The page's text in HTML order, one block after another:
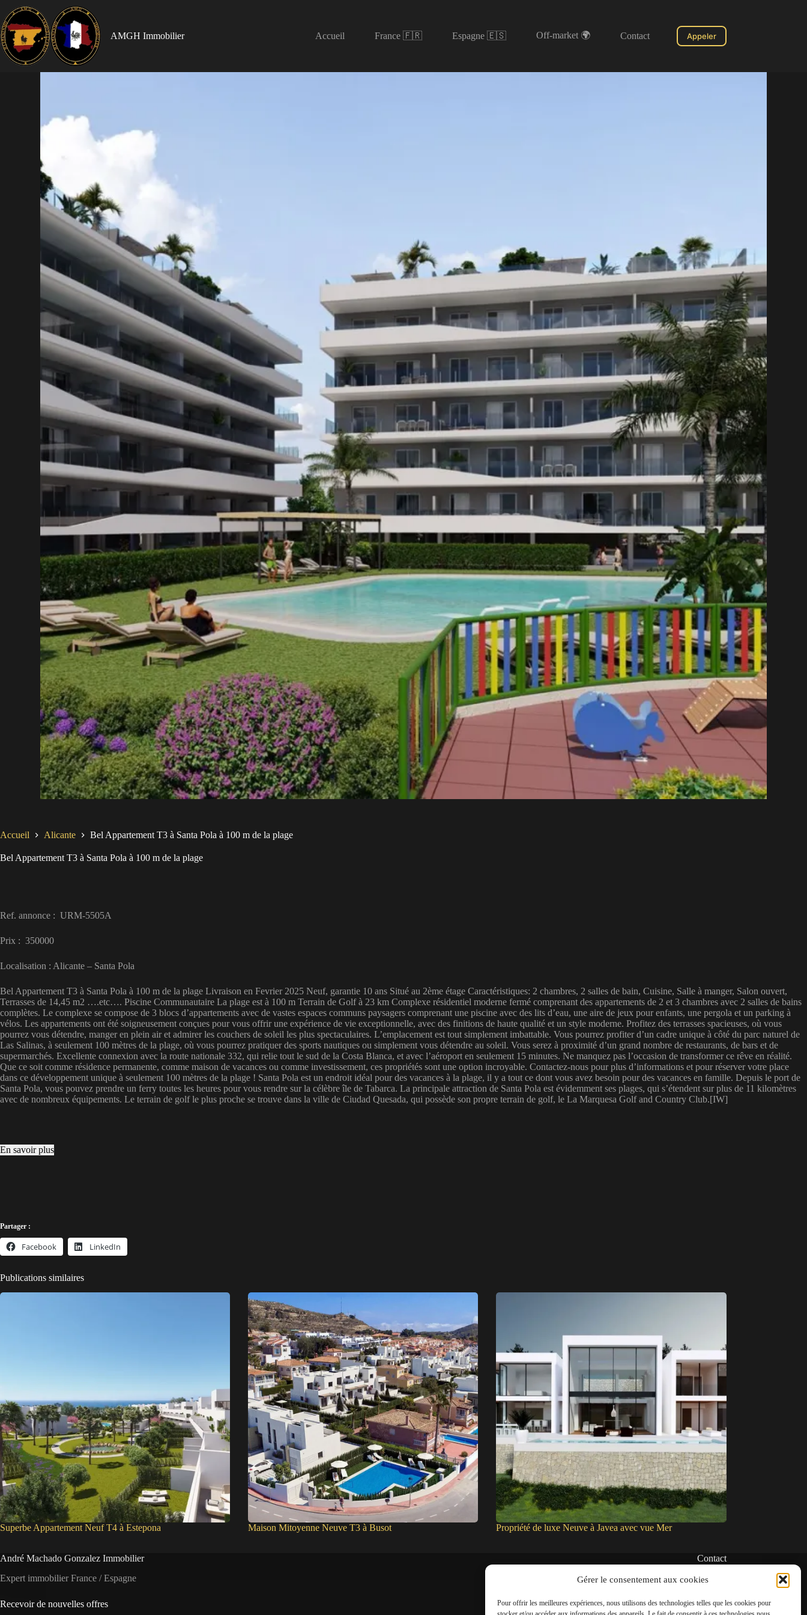
Gérer le consentement aux cookies
Pour offrir les meilleures expériences, nous utilisons des technologies telles que les cookies pour
AMGH Immobilier Accueil France 🇫🇷 Espagne 🇪🇸 Off-market 🌍 Contact Appeler
Accueil Alicante Bel Appartement T3 à Santa Pola à 100 m de la plage
Bel Appartement T3 à Santa Pola à 100 m de la plage
Ref. annonce : URM-5505A
Prix : 350000
Localisation : Alicante – Santa Pola
Bel Appartement T3 à Santa Pola à 100 m de la plage Livraison en Fevrier 2025 Neuf, garantie 10 ans Situé au 2ème étage Caractéristiques: 2 chambres, 2 salles de bain, Cuisine, Salle à manger, Salon ouvert,
Terrasses de 14,45 m2 ….etc…. Piscine Communautaire La plage est à 100 m Terrain de Golf à 23 km Complexe résidentiel moderne fermé comprenant des appartements de 2 et 3 chambres avec 2 salles de bains
complètes. Le complexe se compose de 3 blocs d’appartements avec de vastes espaces communs paysagers comprenant une piscine avec des lits d’eau, une aire de jeux pour enfants, une pergola et un parking à
vélos. Les appartements ont été soigneusement conçues pour vous offrir une expérience de vie exceptionnelle, avec des finitions de haute qualité et un style moderne. Profitez des terrasses spacieuses, où vous
pourrez vous détendre, manger en plein air et admirer les couchers de soleil les plus spectaculaires. L’emplacement est tout simplement imbattable. Vous pourrez profiter d’un cadre unique à côté du parc naturel de
Las Salinas, à seulement 100 mètres de la plage, où vous pourrez pratiquer des sports nautiques ou simplement vous détendre au soleil. Vous serez à proximité d’un grand nombre de restaurants, de bars et de
supermarchés. Excellente connexion avec la route nationale 332, qui relie tout le sud de la Costa Blanca, et avec l’aéroport en seulement 15 minutes. Ne manquez pas l’occasion de transformer ce rêve en réalité.
Que ce soit comme résidence permanente, comme maison de vacances ou comme investissement, ces propriétés sont une option incroyable. Contactez-nous pour plus d’informations et pour réserver votre place
dans ce développement unique à seulement 100 mètres de la plage ! Santa Pola est un endroit idéal pour des vacances à la plage, il y a tout ce dont vous avez besoin pour des vacances en famille. Depuis le port de
Santa Pola, vous pouvez prendre un ferry toutes les heures pour vous rendre sur la célèbre île de Tabarca. La principale attraction de Santa Pola est évidemment ses plages, qui s’étendent sur plus de 11 kilomètres
avec de nombreux équipements. Le terrain de golf le plus proche se trouve dans la ville de Ciudad Quesada, qui possède son propre terrain de golf, le La Marquesa Golf and Country Club.[IW]
En savoir plus
Partager :
Facebook LinkedIn
Publications similaires
Superbe Appartement Neuf T4 à Estepona Maison Mitoyenne Neuve T3 à Busot Propriété de luxe Neuve à Javea avec vue Mer
André Machado Gonzalez Immobilier
Expert immobilier France / Espagne
Recevoir de nouvelles offres
Contact
✆06 22 39 73 24